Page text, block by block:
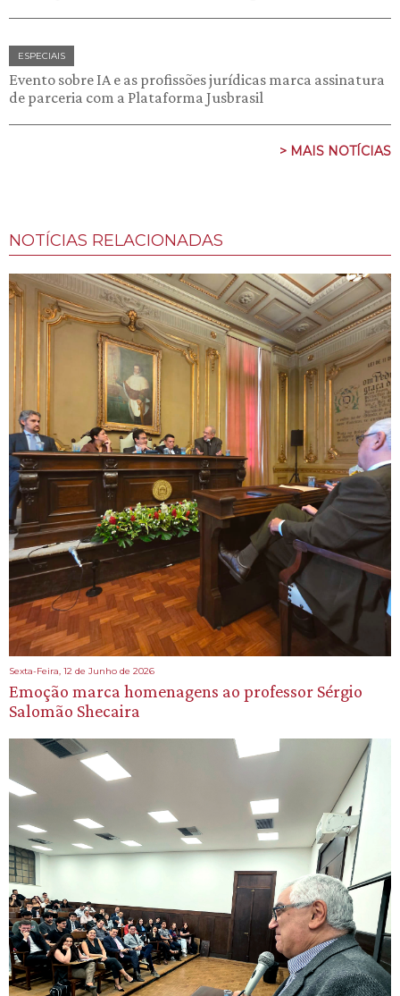
ESPECIAIS
Evento sobre IA e as profissões jurídicas marca assinatura
de parceria com a Plataforma Jusbrasil
> MAIS NOTÍCIAS
NOTÍCIAS RELACIONADAS
Sexta-Feira, 12 de Junho de 2026
Emoção marca homenagens ao professor Sérgio
Salomão Shecaira